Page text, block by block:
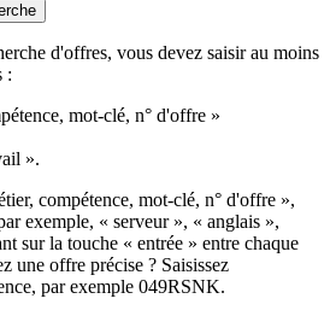
d'offres, vous devez saisir au moins
:
mot-clé, n° d'offre »
».
compétence, mot-clé, n° d'offre »,
exemple, « serveur », « anglais »,
sur la touche « entrée » entre chaque
une offre précise ? Saisissez
par exemple 049RSNK.